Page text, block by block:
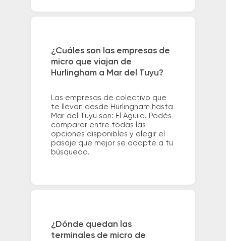
¿Cuáles son las empresas de
micro que viajan de
Hurlingham a Mar del Tuyu?
Las empresas de colectivo que
te llevan desde Hurlingham hasta
Mar del Tuyu son: El Aguila. Podés
comparar entre todas las
opciones disponibles y elegir el
pasaje que mejor se adapte a tu
búsqueda.
¿Dónde quedan las
terminales de micro de